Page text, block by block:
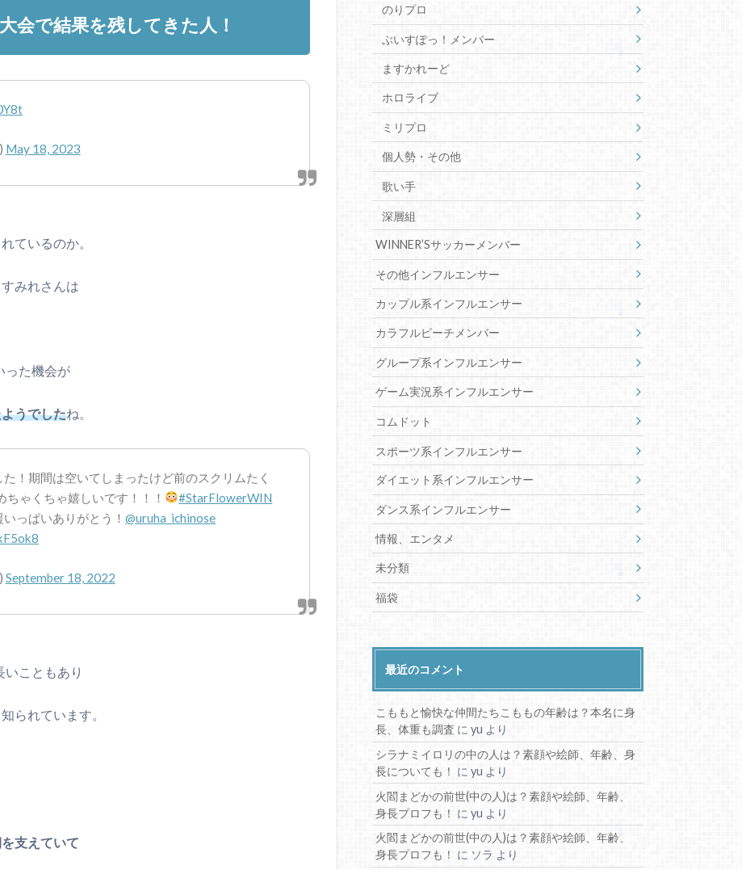
会で結果を残してきた人！
May 18, 2023
ているのか。
みれさんは
った機会が
うでしたね。
！期間は空いてしまったけど前のスクリムたく
ゃくちゃ嬉しいです！！！
#StarFlowerWIN
いっぱいありがとう！@uruha_ichinose
September 18, 2022
こともあり
られています。
支えていて
のりプロ
ぶいすぽっ！メンバー
ますかれーど
ホロライブ
ミリプロ
個人勢・その他
歌い手
深層組
WINNER’Sサッカーメンバー
その他インフルエンサー
カップル系インフルエンサー
カラフルピーチメンバー
グループ系インフルエンサー
ゲーム実況系インフルエンサー
コムドット
スポーツ系インフルエンサー
ダイエット系インフルエンサー
ダンス系インフルエンサー
情報、エンタメ
未分類
福袋
最近のコメント
こももと愉快な仲間たちこももの年齢は？本名に身
長、体重も調査 にyu より
シラナミイロリの中の人は？素顔や絵師、年齢、身
長についても！ にyu より
火閻まどかの前世(中の人)は？素顔や絵師、年齢、
身長プロフも！ にyu より
火閻まどかの前世(中の人)は？素顔や絵師、年齢、
身長プロフも！ に ソラ より